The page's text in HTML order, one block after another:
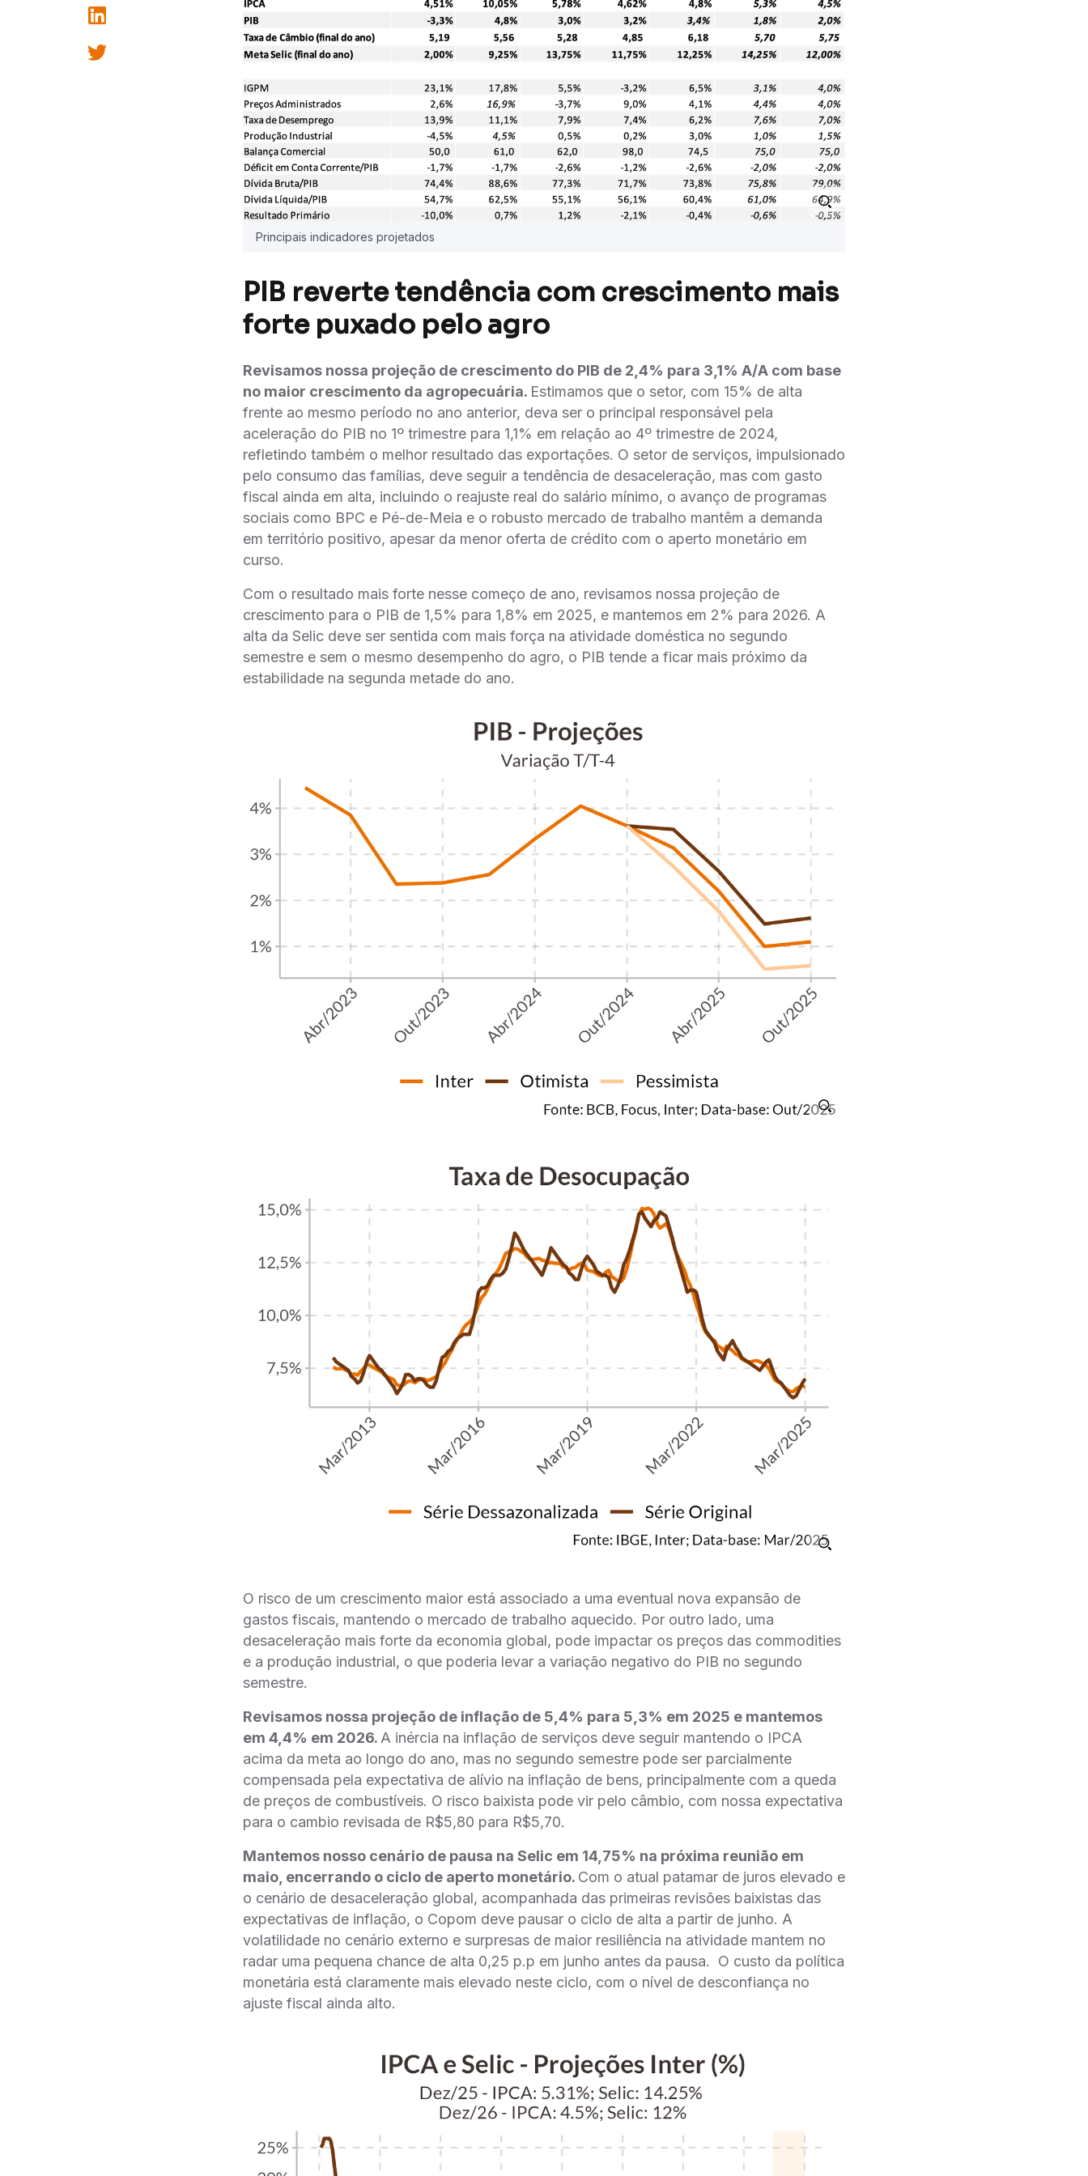
Principais indicadores projetados
PIB reverte tendência com crescimento mais
forte puxado pelo agro
Revisamos nossa projeção de crescimento do PIB de 2,4% para 3,1% A/A com base
no maior crescimento da agropecuária. Estimamos que o setor, com 15% de alta
frente ao mesmo período no ano anterior, deva ser o principal responsável pela
aceleração do PIB no 1º trimestre para 1,1% em relação ao 4º trimestre de 2024,
refletindo também o melhor resultado das exportações. O setor de serviços, impulsionado
pelo consumo das famílias, deve seguir a tendência de desaceleração, mas com gasto
fiscal ainda em alta, incluindo o reajuste real do salário mínimo, o avanço de programas
sociais como BPC e Pé-de-Meia e o robusto mercado de trabalho mantêm a demanda
em território positivo, apesar da menor oferta de crédito com o aperto monetário em
curso.
Com o resultado mais forte nesse começo de ano, revisamos nossa projeção de
crescimento para o PIB de 1,5% para 1,8% em 2025, e mantemos em 2% para 2026. A
alta da Selic deve ser sentida com mais força na atividade doméstica no segundo
semestre e sem o mesmo desempenho do agro, o PIB tende a ficar mais próximo da
estabilidade na segunda metade do ano.
O risco de um crescimento maior está associado a uma eventual nova expansão de
gastos fiscais, mantendo o mercado de trabalho aquecido. Por outro lado, uma
desaceleração mais forte da economia global, pode impactar os preços das commodities
e a produção industrial, o que poderia levar a variação negativo do PIB no segundo
semestre.
Revisamos nossa projeção de inflação de 5,4% para 5,3% em 2025 e mantemos
em 4,4% em 2026.A inércia na inflação de serviços deve seguir mantendo o IPCA
acima da meta ao longo do ano, mas no segundo semestre pode ser parcialmente
compensada pela expectativa de alívio na inflação de bens, principalmente com a queda
de preços de combustíveis. O risco baixista pode vir pelo câmbio, com nossa expectativa
para o cambio revisada de R$5,80 para R$5,70.
Mantemos nosso cenário de pausa na Selic em 14,75% na próxima reunião em
maio, encerrando o ciclo de aperto monetário. Com o atual patamar de juros elevado e
o cenário de desaceleração global, acompanhada das primeiras revisões baixistas das
expectativas de inflação, o Copom deve pausar o ciclo de alta a partir de junho. A
volatilidade no cenário externo e surpresas de maior resiliência na atividade mantem no
radar uma pequena chance de alta 0,25 p.p em junho antes da pausa. O custo da política
monetária está claramente mais elevado neste ciclo, com o nível de desconfiança no
ajuste fiscal ainda alto.